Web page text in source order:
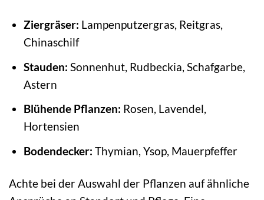
Ziergräser: Lampenputzergras, Reitgras,
Chinaschilf
Stauden: Sonnenhut, Rudbeckia, Schafgarbe,
Astern
Blühende Pflanzen: Rosen, Lavendel,
Hortensien
Bodendecker: Thymian, Ysop, Mauerpfeffer
Achte bei der Auswahl der Pflanzen auf ähnliche